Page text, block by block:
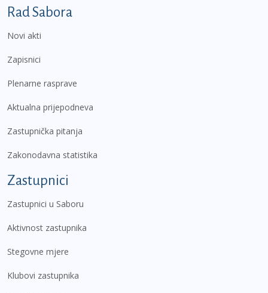
Podnožje prvi izbornik
Rad Sabora
Novi akti
Zapisnici
Plenarne rasprave
Aktualna prijepodneva
Zastupnička pitanja
Zakonodavna statistika
Zastupnici
Zastupnici u Saboru
Aktivnost zastupnika
Stegovne mjere
Klubovi zastupnika